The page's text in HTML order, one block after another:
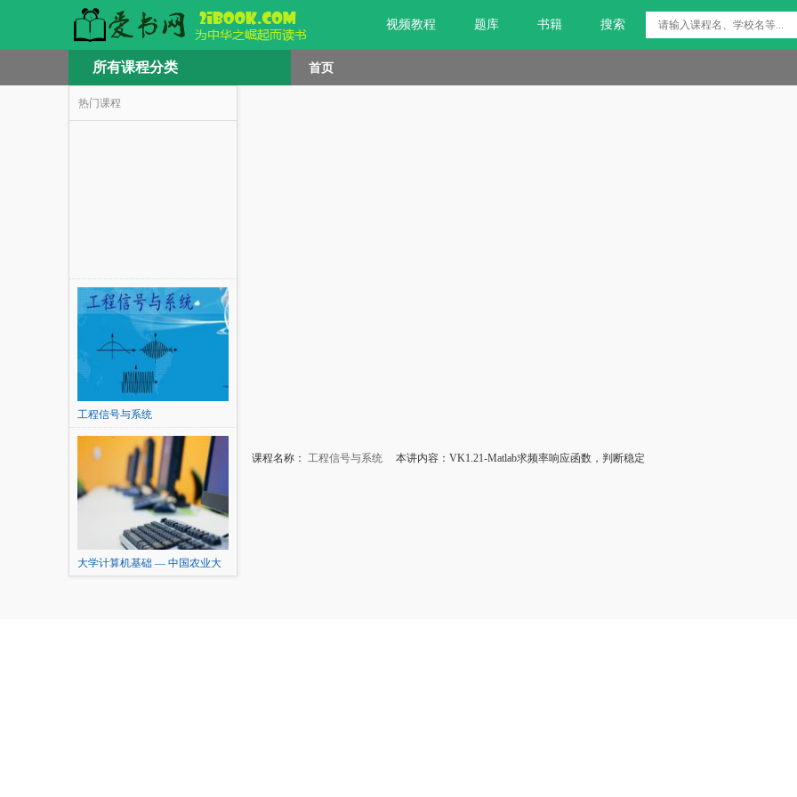
视频教程 题库 书籍 搜索
所有课程分类 首页
热门课程
工程信号与系统
大学计算机基础 — 中国农业大
课程名称： 工程信号与系统 本讲内容：VK1.21-Matlab求频率响应函数，判断稳定